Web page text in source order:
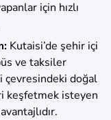
için hızlı
Kutaisi’de şehir içi
ve taksiler
çevresindeki doğal
keşfetmek isteyen